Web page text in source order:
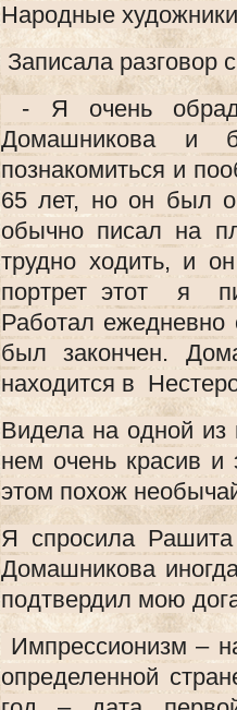
Народные
Записала
- Я очень
Домашникова и
познакомиться и
65 лет, но он был
обычно писал на
трудно ходить, и
портрет этот я
Работал ежедневно
был закончен.
находится в
Видела на одной из
нем очень красив и
этом похож
Я спросила Рашита
Домашникова
подтвердил мою
Импрессионизм –
определенной